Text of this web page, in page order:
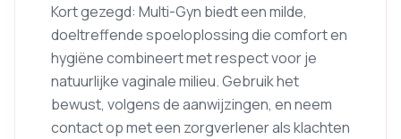
Kort gezegd: Multi-Gyn biedt een milde,
doeltreffende spoeloplossing die comfort en
hygiëne combineert met respect voor je
natuurlijke vaginale milieu. Gebruik het
bewust, volgens de aanwijzingen, en neem
contact op met een zorgverlener als klachten